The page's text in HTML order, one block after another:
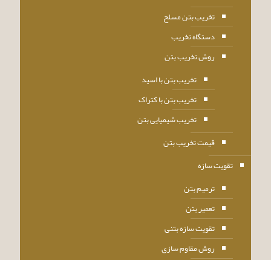
تخریب بتن مسلح
دستگاه تخریب
روش تخریب بتن
تخریب بتن با اسید
تخریب بتن با کتراک
تخریب شیمیایی بتن
قیمت تخریب بتن
تقویت سازه
ترمیم بتن
تعمیر بتن
تقویت سازه بتنی
روش مقاوم سازی